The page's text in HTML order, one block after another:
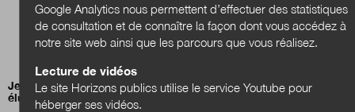
Jean-Charles Orsucci, président de l’Association nationale des
élus des littoraux (ANEL)
Google Analytics nous permettent d’effectuer des statistiques
de consultation et de connaître la façon dont vous accédez à
notre site web ainsi que les parcours que vous réalisez.
Lecture de vidéos
Le site Horizons publics utilise le service Youtube pour
héberger ses vidéos.